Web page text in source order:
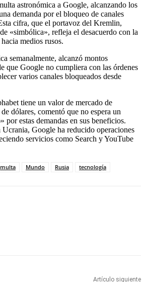
astronómica a Google, alcanzando los
demanda por el bloqueo de canales
cifra, que el portavoz del Kremlin,
«simbólica», refleja el desacuerdo con la
medios rusos.
semanalmente, alcanzó montos
que Google no cumpliera con las órdenes
varios canales bloqueados desde
tiene un valor de mercado de
dólares, comentó que no espera un
por estas demandas en sus beneficios.
Ucrania, Google ha reducido operaciones
servicios como Search y YouTube
multa Mundo Rusia tecnología
Artículo siguiente